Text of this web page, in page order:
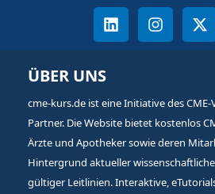
ÜBER UNS
cme-kurs.de ist eine Initiative des
Partner. Die Website bietet kostenlos
Ärzte und Apotheker sowie deren
Hintergrund aktueller
gültiger Leitlinien. Interaktive,